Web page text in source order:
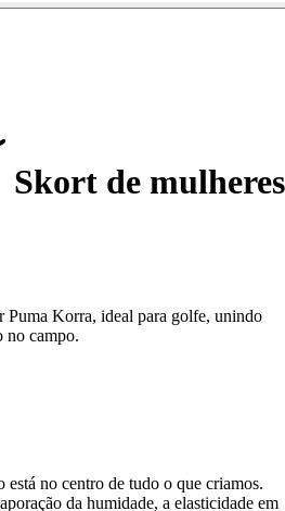
Skort de mulheres
Puma Korra, ideal para golfe, unindo
no campo.
está no centro de tudo o que criamos.
da humidade, a elasticidade em